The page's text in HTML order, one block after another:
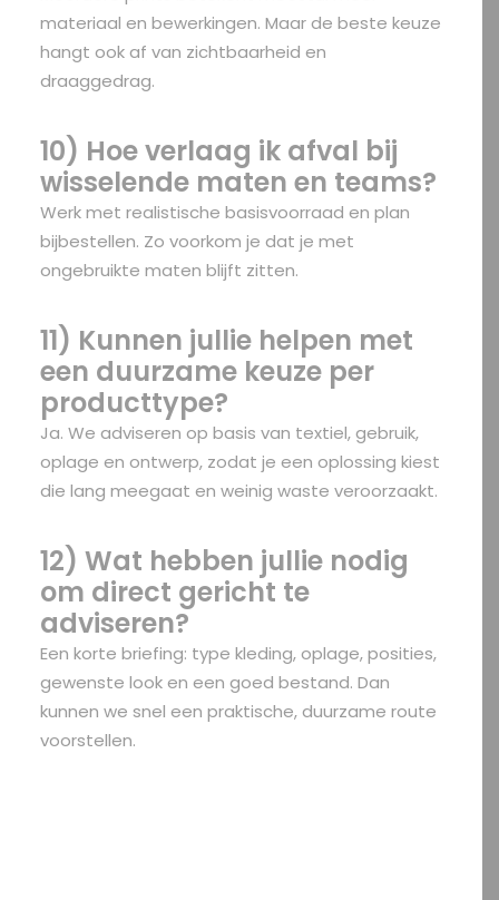
materiaal en bewerkingen. Maar de beste keuze
hangt ook af van zichtbaarheid en
draaggedrag.
10) Hoe verlaag ik afval bij
wisselende maten en teams?
Werk met realistische basisvoorraad en plan
bijbestellen. Zo voorkom je dat je met
ongebruikte maten blijft zitten.
11) Kunnen jullie helpen met
een duurzame keuze per
producttype?
Ja. We adviseren op basis van textiel, gebruik,
oplage en ontwerp, zodat je een oplossing kiest
die lang meegaat en weinig waste veroorzaakt.
12) Wat hebben jullie nodig
om direct gericht te
adviseren?
Een korte briefing: type kleding, oplage, posities,
gewenste look en een goed bestand. Dan
kunnen we snel een praktische, duurzame route
voorstellen.